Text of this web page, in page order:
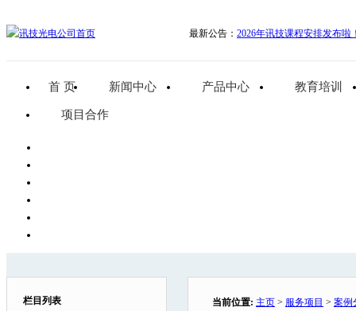
最新公告： 2026年讯技课程安排发布啦
首 页 新闻中心 产品中心 教育培训
项目合作
栏目列表 当前位置: 主页 > 服务项目 > 案例